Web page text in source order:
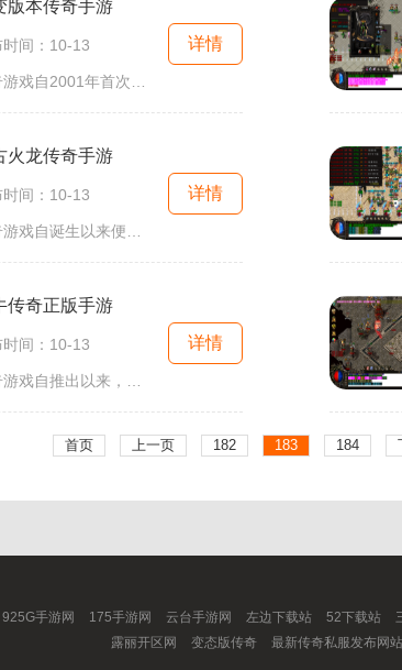
版本传奇手游
时间：10-13 详情
火龙传奇手游
时间：10-13 详情
传奇正版手游
时间：10-13 详情
首页 上一页 182 183 184
925G手游网 175手游网 云台手游网 左边下载站 52下载站
露丽开区网
变态版传奇 最新传奇私服发布网站